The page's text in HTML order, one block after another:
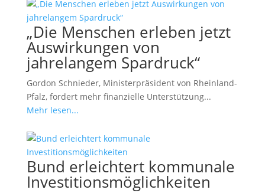
„Die Menschen erleben jetzt
Auswirkungen von
jahrelangem Spardruck“
Gordon Schnieder, Ministerpräsident von Rheinland-
Pfalz, fordert mehr finanzielle Unterstützung...
Mehr lesen...
Bund erleichtert kommunale
Investitionsmöglichkeiten